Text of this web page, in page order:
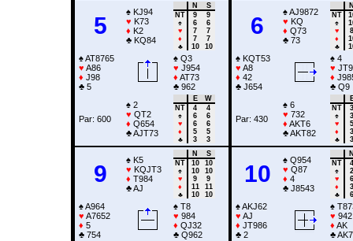
5
♠ KJ94
♥ K73
♦ K2
♣ KQ84
N
S
NT
9
9
♠
6
6
♥
7
7
♦
7
7
♣
10 10
♠AT8765
♥ A86
♦ J98
♣ 5
♠ Q3
♥ J954
♦ AT73
♣ 962
Par: 600
♠ 2
♥ QT2
♦ Q654
♣AJT73
E
W
NT
4
4
♠
6
6
♥
6
6
♦
5
5
♣
3 3
6
♠AJ9872
♥ KQ
♦ Q73
♣ 73
NT
♠
♥
8
♦
♣
♠ KQT53
♥ A8
♦ 42
♣ J654
♠ 4
♥
♦
♣ Q9
Par: 430
♠ 6
♥ 732
♦ AKT6
♣AKT82
NT
3
♠
3
♥
5
♦
3
♣
3
9
♠ K5
♥ KQJT3
♦ T984
♣AJ
N
S
NT
10
10
♠
10
10
♥
9
9
♦
11
11
♣
10 10
♠A964
♥ A7652
♦ 5
♣ 754
♠ T8
♥ 984
♦ QJ32
♣ Q962
10
♠ Q954
♥ Q87
♦ 4
♣ J8543
NT
4
♠
2
♥
6
♦
3
♣
6
♠AKJ62
♥ AJ
♦ JT986
♣ 2
♠
♥ 942
♦ AK
♣